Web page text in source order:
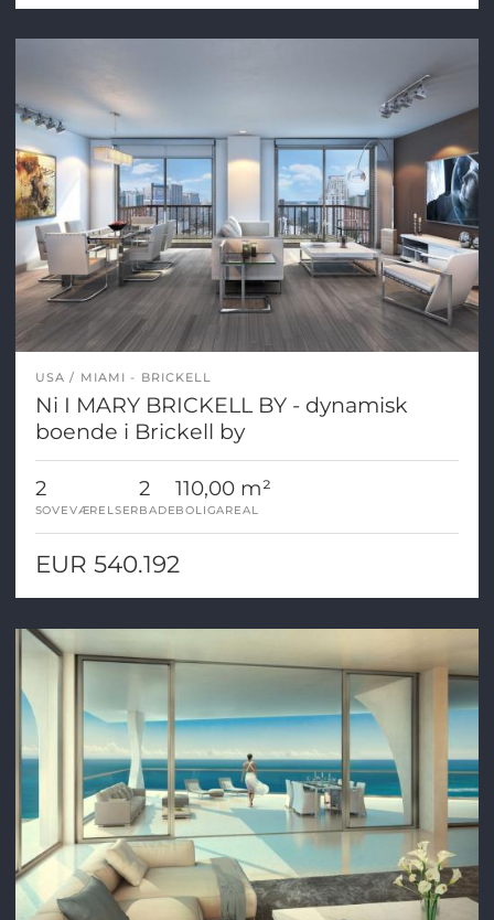
USA MIAMI - BRICKELL
Ni I MARY BRICKELL BY - dynamisk
boende i Brickell by
2
SOVEVÆRELSER
2
BADE
110,00 m²
BOLIGAREAL
EUR 540.192